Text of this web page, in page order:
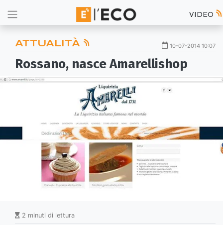
VIDEO
ATTUALITÀ 10-07-2014 10:07
Rossano, nasce Amarellishop
2 minuti di lettura